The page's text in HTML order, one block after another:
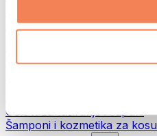
Filteri i vrčevi za vodu
Deterdženti za rublje
Gelovi za tuširanje i sapuni
Šamponi i kozmetika za kosu